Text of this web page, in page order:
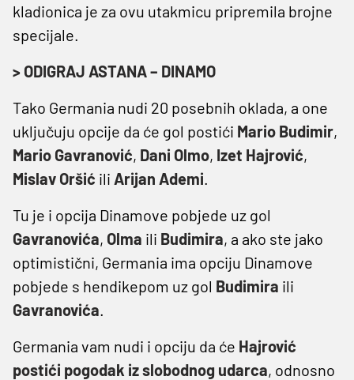
kladionica je za ovu utakmicu pripremila brojne
specijale.
> ODIGRAJ ASTANA – DINAMO
Tako Germania nudi 20 posebnih oklada, a one
uključuju opcije da će gol postići Mario Budimir,
Mario Gavranović, Dani Olmo, Izet Hajrović,
Mislav Oršić ili Arijan Ademi.
Tu je i opcija Dinamove pobjede uz gol
Gavranovića, Olma ili Budimira, a ako ste jako
optimistični, Germania ima opciju Dinamove
pobjede s hendikepom uz gol Budimira ili
Gavranovića.
Germania vam nudi i opciju da će Hajrović
postići pogodak iz slobodnog udarca, odnosno